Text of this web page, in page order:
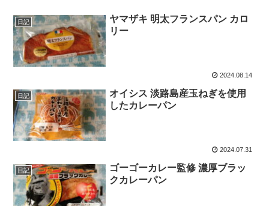
日記
ヤマザキ 明太フランスパン カロ
リー
2024.08.14
日記
オイシス 淡路島産玉ねぎを使用
したカレーパン
2024.07.31
日記
ゴーゴーカレー監修 濃厚ブラッ
クカレーパン